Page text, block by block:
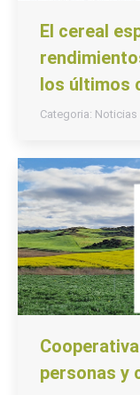
El cereal
los últimos
Categoria: Noticias
personas y